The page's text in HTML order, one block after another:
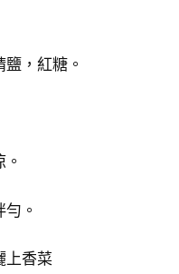
，紅糖。
。
上香菜